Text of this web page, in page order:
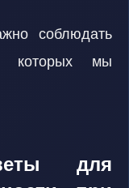
соблюдать
которых мы
для